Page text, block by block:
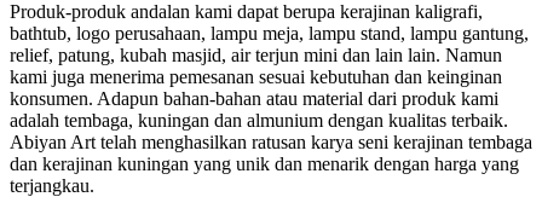
Produk-produk andalan kami dapat berupa kerajinan kaligrafi,
bathtub, logo perusahaan, lampu meja, lampu stand, lampu gantung,
relief, patung, kubah masjid, air terjun mini dan lain lain. Namun
kami juga menerima pemesanan sesuai kebutuhan dan keinginan
konsumen. Adapun bahan-bahan atau material dari produk kami
adalah tembaga, kuningan dan almunium dengan kualitas terbaik.
Abiyan Art telah menghasilkan ratusan karya seni kerajinan tembaga
dan kerajinan kuningan yang unik dan menarik dengan harga yang
terjangkau.